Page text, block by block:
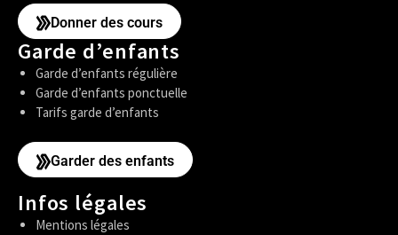
Donner des cours
Garde d’enfants
Garde d’enfants régulière
Garde d’enfants ponctuelle
Tarifs garde d’enfants
Garder des enfants
Infos légales
Mentions légales